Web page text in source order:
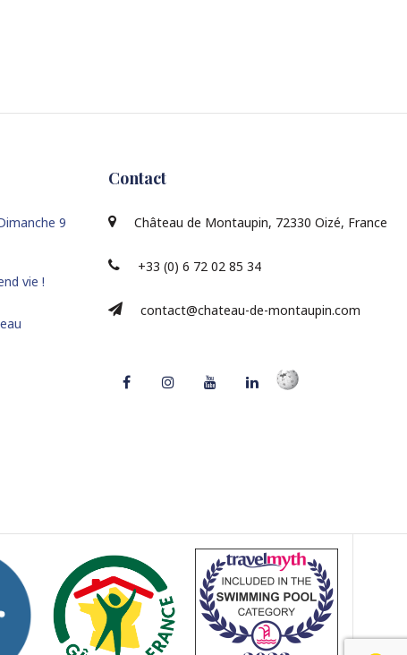
9
vie !
Contact
Château de Montaupin, 72330 Oizé, France
+33 (0) 6 72 02 85 34
contact@chateau-de-montaupin.com
Facebook InstagramYoutube LinkedIn